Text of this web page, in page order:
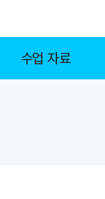
수업 자료